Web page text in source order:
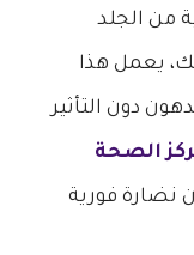
من الجلد
يعمل هذا
دون التأثير
الصحة
نضارة فورية